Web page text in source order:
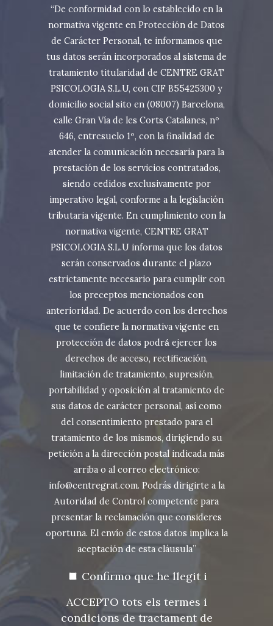
“De conformidad con lo establecido en la
normativa vigente en Protección de Datos
de Carácter Personal, te informamos que
tus datos serán incorporados al sistema de
tratamiento titularidad de CENTRE GRAT
PSICOLOGIA S.L.U, con CIF B55425300 y
domicilio social sito en (08007) Barcelona,
calle Gran Vía de les Corts Catalanes, nº
646, entresuelo 1º, con la finalidad de
atender la comunicación necesaria para la
prestación de los servicios contratados,
siendo cedidos exclusivamente por
imperativo legal, conforme a la legislación
tributaria vigente. En cumplimiento con la
normativa vigente, CENTRE GRAT
PSICOLOGIA S.L.U informa que los datos
serán conservados durante el plazo
estrictamente necesario para cumplir con
los preceptos mencionados con
anterioridad. De acuerdo con los derechos
que te confiere la normativa vigente en
protección de datos podrá́ ejercer los
derechos de acceso, rectificación,
limitación de tratamiento, supresión,
portabilidad y oposición al tratamiento de
sus datos de carácter personal, así como
del consentimiento prestado para el
tratamiento de los mismos, dirigiendo su
petición a la dirección postal indicada más
arriba o al correo electrónico:
info@centregrat.com. Podrás dirigirte a la
Autoridad de Control competente para
presentar la reclamación que consideres
oportuna. El envío de estos datos implica la
aceptación de esta cláusula”
Confirmo que he llegit i
ACCEPTO tots els termes i
condicions de tractament de